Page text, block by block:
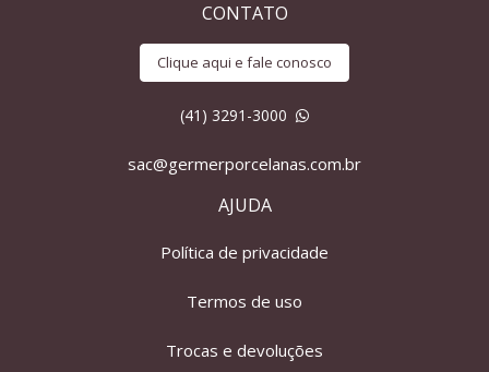
CONTATO
Clique aqui e fale conosco
(41) 3291-3000
sac@germerporcelanas.com.br
AJUDA
Política de privacidade
Termos de uso
Trocas e devoluções